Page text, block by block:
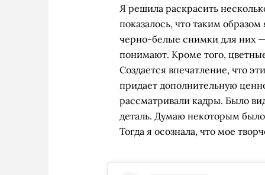
Я решила раскрасить
показалось, что таким
черно-белые снимки для них
понимают. Кроме того,
Создается впечатление, что
придает дополнительную
рассматривали кадры. Было
деталь. Думаю некоторым было
Тогда я осознала, что мое